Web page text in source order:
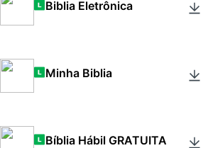
Biblia Eletrônica
Minha Biblia
Bíblia Hábil GRATUITA